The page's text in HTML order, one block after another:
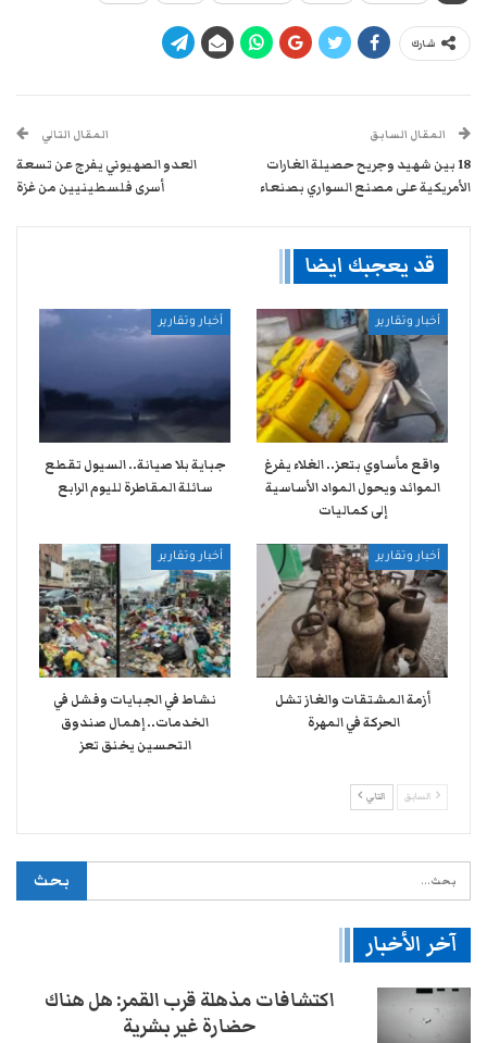
شارك
المقال السابق
18 بين شهيد وجريح حصيلة الغارات
الأمريكية على مصنع السواري بصنعاء
المقال التالي
العدو الصهيوني يفرج عن تسعة
أسرى فلسطينيين من غزة
قد يعجبك ايضا
أخبار وتقارير
واقع مأساوي بتعز.. الغلاء يفرغ
الموائد ويحول المواد الأساسية
إلى كماليات
أخبار وتقارير
جباية بلا صيانة.. السيول تقطع
سائلة المقاطرة لليوم الرابع
أخبار وتقارير
أزمة المشتقات والغاز تشل
الحركة في المهرة ​
أخبار وتقارير
نشاط في الجبايات وفشل في
الخدمات.. إهمال صندوق
التحسين يخنق تعز
السابق التالي
آخر الأخبار
اكتشافات مذهلة قرب القمر: هل هناك
حضارة غير بشرية